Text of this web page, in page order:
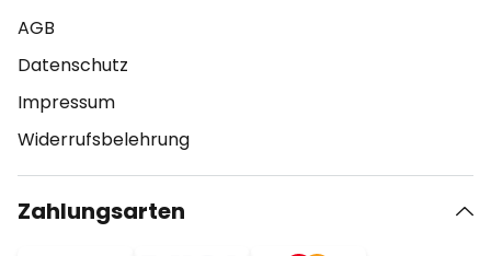
AGB
Datenschutz
Impressum
Widerrufsbelehrung
Zahlungsarten